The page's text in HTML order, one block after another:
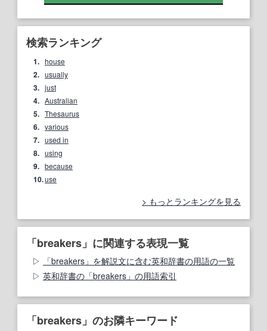
検索ランキング
1. house
2. usually
3. just
4. Australian
5. Thesaurus
6. various
7. used in
8. using
9. because
10.use
もっとランキングを見る
「breakers」に関連する表現一覧
「breakers」を解説文に含む英和辞書の用語の一覧
英和辞書の「breakers」の用語索引
「breakers」のお隣キーワード